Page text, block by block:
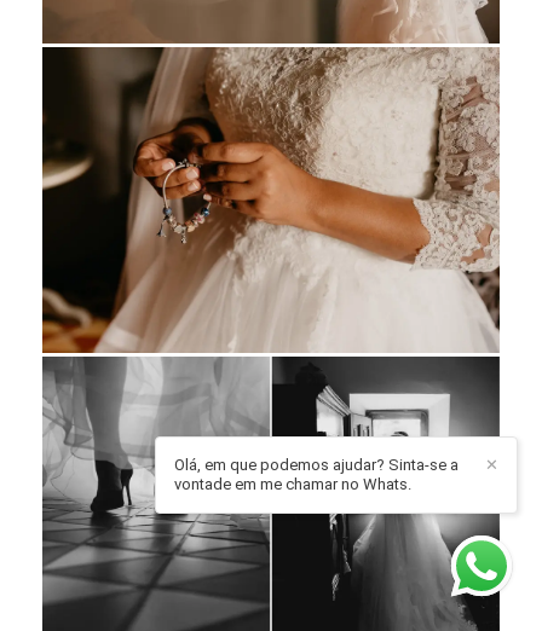
✕
Olá, em que podemos ajudar? Sinta-se a
vontade em me chamar no Whats.